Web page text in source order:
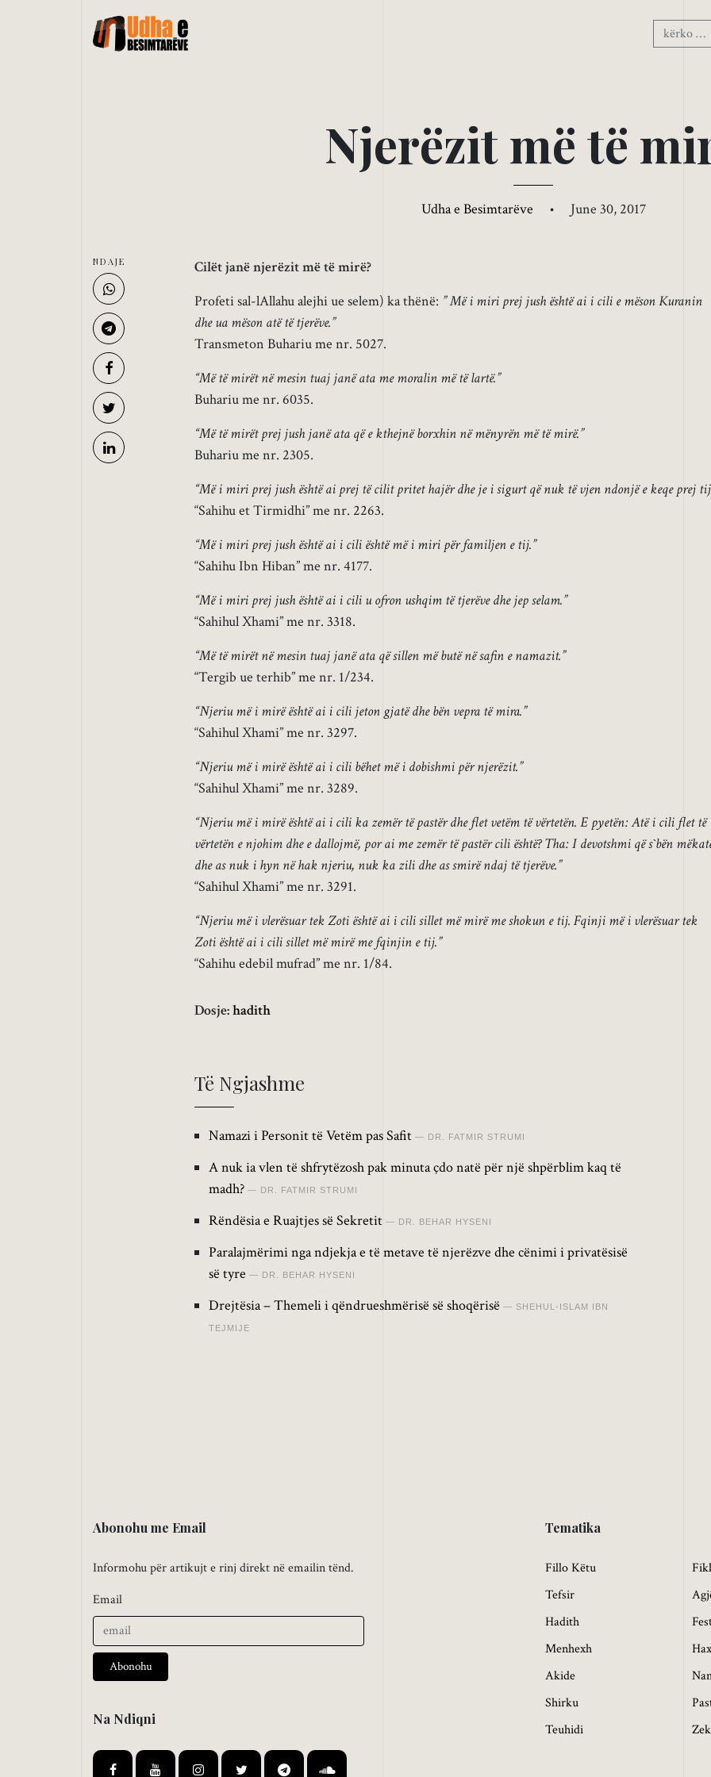
Njerëzitmë të mi
Udha e Besimtarëve • June 30, 2017
Cilët janë njerëzit më të mirë?
Profeti sal-lAllahu alejhi ue selem) ka thënë: ” Më i miri prej jush është ai i cili e mëson Kuranin
dhe ua mëson atë të tjerëve.”
Transmeton Buhariu me nr. 5027.
“Më të mirët në mesin tuaj janë ata me moralin më të lartë.”
Buhariu me nr. 6035.
“Më të mirët prej jush janë ata që e kthejnë borxhin në mënyrën më të mirë.”
Buhariu me nr. 2305.
“Më i miri prej jush është ai prej të cilit pritet hajër dhe je i sigurt që nuk të vjen ndonjë e keqe prej
“Sahihu et Tirmidhi” me nr. 2263.
“Më i miri prej jush është ai i cili është më i miri për familjen e tij.”
“Sahihu Ibn Hiban” me nr. 4177.
“Më i miri prej jush është ai i cili u ofron ushqim të tjerëve dhe jep selam.”
“Sahihul Xhami” me nr. 3318.
“Më të mirët në mesin tuaj janë ata që sillen më butë në safin e namazit.”
“Tergib ue terhib” me nr. 1/234.
“Njeriu më i mirë është ai i cili jeton gjatë dhe bën vepra të mira.”
“Sahihul Xhami” me nr. 3297.
“Njeriu më i mirë është ai i cili bëhet më i dobishmi për njerëzit.”
“Sahihul Xhami” me nr. 3289.
“Njeriu më i mirë është ai i cili ka zemër të pastër dhe flet vetëm të vërtetën. E pyetën: Atë i cili flet të
vërtetën e njohim dhe e dallojmë, por ai me zemër të pastër cili është? Tha: I devotshmi që s`bën
dhe as nuk i hyn në hak njeriu, nuk ka zili dhe as smirë ndaj të tjerëve.”
“Sahihul Xhami” me nr. 3291.
“Njeriu më i vlerësuar tek Zoti është ai i cili sillet më mirë me shokun e tij. Fqinji më i vlerësuar tek
Zoti është ai i cili sillet më mirë me fqinjin e tij.”
“Sahihu edebil mufrad” me nr. 1/84.
Dosje:hadith
Të Ngjashme
Namazi i Personit të Vetëm pas Safit DR. FATMIR STRUMI
A nuk ia vlen të shfrytëzosh pak minuta çdo natë për një shpërblim kaq të
madh?
DR. FATMIR STRUMI
Rëndësia e Ruajtjes së Sekretit DR. BEHAR HYSENI
Paralajmërimi nga ndjekja e të metave të njerëzve dhe cënimi i privatësisë
së tyre
DR. BEHAR HYSENI
Drejtësia – Themeli i qëndrueshmërisë së shoqërisë SHEHUL-ISLAM IBN
TEJMIJE
NDAJE
Abonohu me Email
Informohu për artikujt e rinj direkt në emailin tënd.
Email
Abonohu
Na Ndiqni
Tematika
Fillo Këtu
Tefsir
Hadith
Menhexh
Akide
Shirku
Teuhidi